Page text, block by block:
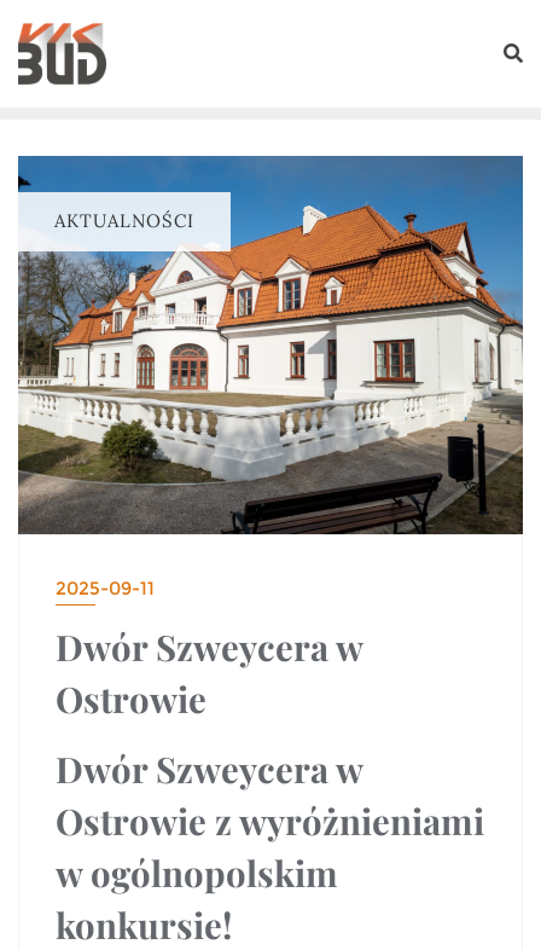
AKTUALNOŚCI
2025-09-11
Dwór Szweycera w
Ostrowie
Dwór Szweycera w
Ostrowie z wyróżnieniami
w ogólnopolskim
konkursie!